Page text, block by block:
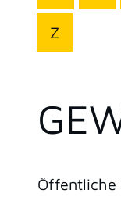
Z
Öffentliche